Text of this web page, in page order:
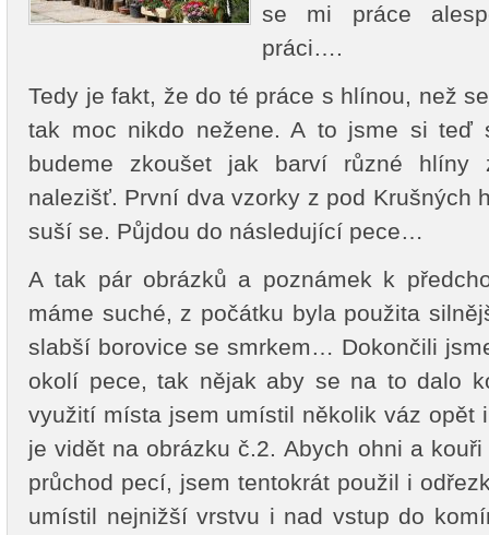
se mi práce
práci….
Tedy je fakt, že do té práce s hlínou, než
tak moc nikdo nežene. A to jsme si teď
budeme zkoušet jak barví různé hlíny
nalezišť. První dva vzorky z pod Krušných
suší se. Půjdou do následující pece…
A tak pár obrázků a poznámek k
máme suché, z počátku byla použita
slabší borovice se smrkem… Dokončili
okolí pece, tak nějak aby se na to dalo
využití místa jsem umístil několik váz opět
je vidět na obrázku č.2. Abych ohni a
průchod pecí, jsem tentokrát použil i
umístil nejnižší vrstvu i nad vstup do